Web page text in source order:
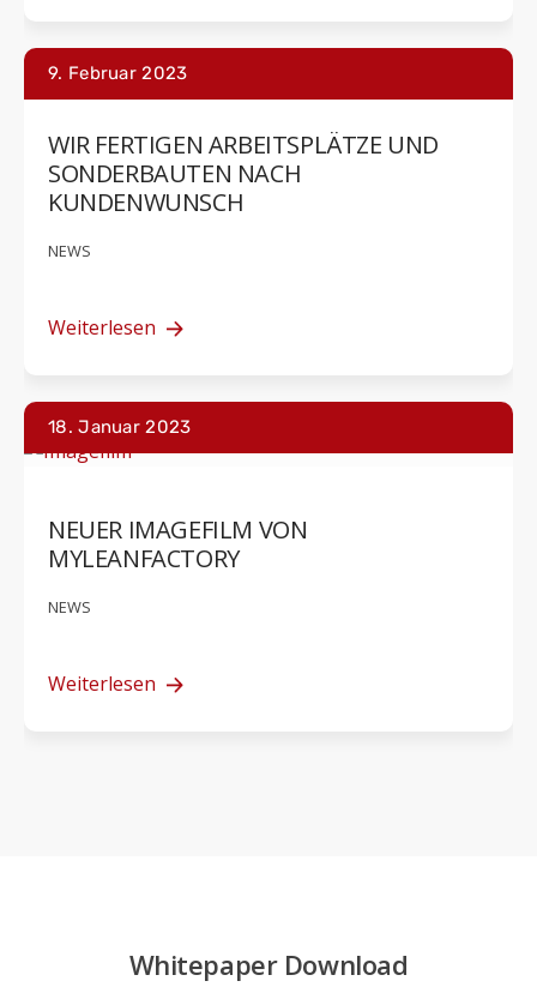
WIR FERTIGEN ARBEITSPLÄTZE UND
SONDERBAUTEN NACH
KUNDENWUNSCH
NEWS
Weiterlesen
9. Februar 2023
NEUER IMAGEFILM VON
MYLEANFACTORY
NEWS
Weiterlesen
18. Januar 2023
Whitepaper Download